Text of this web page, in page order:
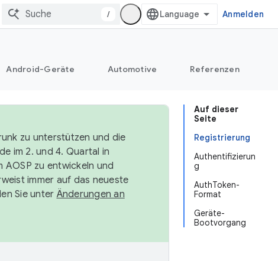
/ Anmelden
Android-Geräte Automotive Referenzen
Auf dieser
Seite
Registrierung
Authentifizierun
g
AuthToken-
Format
Geräte-
Bootvorgang
zu unterstützen und die
im 2. und 4. Quartal in
AOSP zu entwickeln und
immer auf das neueste
Sie unter Änderungen an